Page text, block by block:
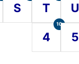
S T U
4
10
5